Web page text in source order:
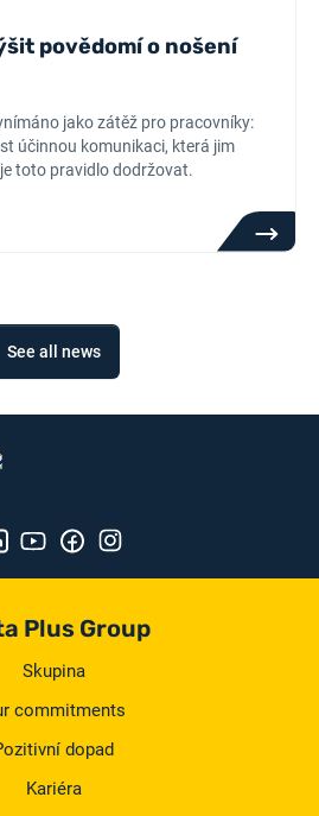
povědomí o nošení
jako zátěž pro pracovníky:
účinnou komunikaci, která jim
toto pravidlo dodržovat.
See all news
Plus Group
Skupina
commitments
dopad
Kariéra